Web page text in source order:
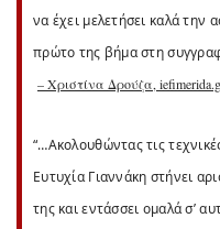
να έχει μελετήσει καλά την
πρώτο της βήμα στη
– Χριστίνα Δρούζα,
“…Ακολουθώντας τις
Ευτυχία Γιαννάκη στήνει
της και εντάσσει ομαλά σ’